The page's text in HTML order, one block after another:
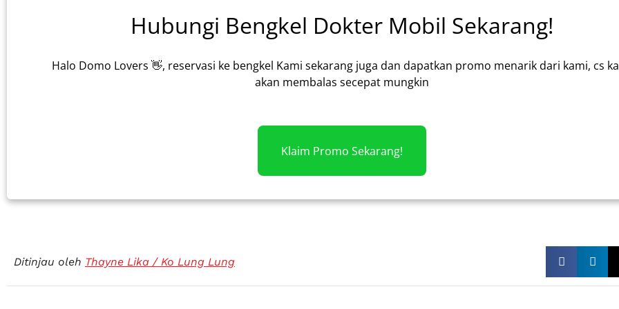
Hubungi Bengkel Dokter Mobil Sekarang!
Halo Domo Lovers 👋, reservasi ke bengkel Kami sekarang juga dan dapatkan promo menarik dari kami, cs
akan membalas secepat mungkin
Klaim Promo Sekarang!
Ditinjau oleh Thayne Lika / Ko Lung Lung